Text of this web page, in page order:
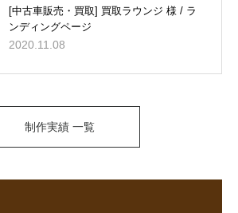
[中古車販売・買取] 買取ラウンジ 様 / ラ
ンディングページ
2020.11.08
制作実績 一覧